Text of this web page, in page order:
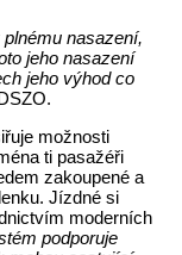
nasazení,
jeho nasazení
jeho výhod co
možnosti
ti pasažéři
zakoupené a
Jízdné si
moderních
podporuje